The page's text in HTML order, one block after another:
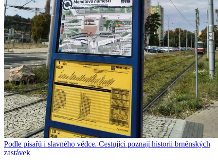
Podle písařů i slavného vědce. Cestující poznají historii brněnských
zastávek